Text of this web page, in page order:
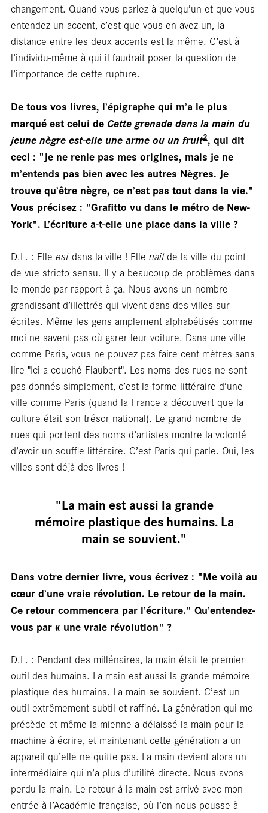
changement. Quand vous parlez à quelqu’un et que vous
entendez un accent, c’est que vous en avez un, la
distance entre les deux accents est la même. C’est à
l’individu-même à qui il faudrait poser la question de
l’importance de cette rupture.
De tous vos livres, l’épigraphe qui m’a le plus
marqué est celui de Cette grenade dans la main du
jeune nègre est-elle une arme ou un fruit2, qui dit
ceci : "Je ne renie pas mes origines, mais je ne
m’entends pas bien avec les autres Nègres. Je
trouve qu’être nègre, ce n’est pas tout dans la vie."
Vous précisez : "Grafitto vu dans le métro de New-
York". L’écriture a-t-elle une place dans la ville ?
D.L. : Elle estdans la ville ! Elle naîtde la ville du point
de vue stricto sensu. Il y a beaucoup de problèmes dans
le monde par rapport à ça. Nous avons un nombre
grandissant d’illettrés qui vivent dans des villes sur-
écrites. Même les gens amplement alphabétisés comme
moi ne savent pas où garer leur voiture. Dans une ville
comme Paris, vous ne pouvez pas faire cent mètres sans
lire "Ici a couché Flaubert". Les noms des rues ne sont
pas donnés simplement, c’est la forme littéraire d’une
ville comme Paris (quand la France a découvert que la
culture était son trésor national). Le grand nombre de
rues qui portent des noms d’artistes montre la volonté
d’avoir un souffle littéraire. C’est Paris qui parle. Oui, les
villes sont déjà des livres !
"La main est aussi la grande
mémoire plastique des humains. La
main se souvient."
Dans votre dernier livre, vous écrivez : "Me voilà au
cœur d’une vraie révolution. Le retour de la main.
Ce retour commencera par l’écriture." Qu’entendez-
vous par « une vraie révolution" ?
D.L. : Pendant des millénaires, la main était le premier
outil des humains. La main est aussi la grande mémoire
plastique des humains. La main se souvient. C’est un
outil extrêmement subtil et raffiné. La génération qui me
précède et même la mienne a délaissé la main pour la
machine à écrire, et maintenant cette génération a un
appareil qu’elle ne quitte pas. La main devient alors un
intermédiaire qui n’a plus d’utilité directe. Nous avons
perdu la main. Le retour à la main est arrivé avec mon
entrée à l’Académie française, où l’on nous pousse à